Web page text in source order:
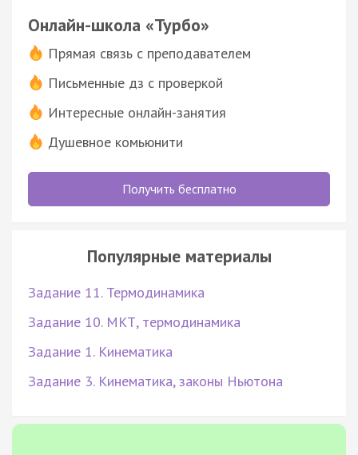
Онлайн-школа «Турбо»
Прямая связь с преподавателем
Письменные дз с проверкой
Интересные онлайн-занятия
Душевное комьюнити
Получить бесплатно
Популярные материалы
Задание 11. Термодинамика
Задание 10. МКТ, термодинамика
Задание 1. Кинематика
Задание 3. Кинематика, законы Ньютона